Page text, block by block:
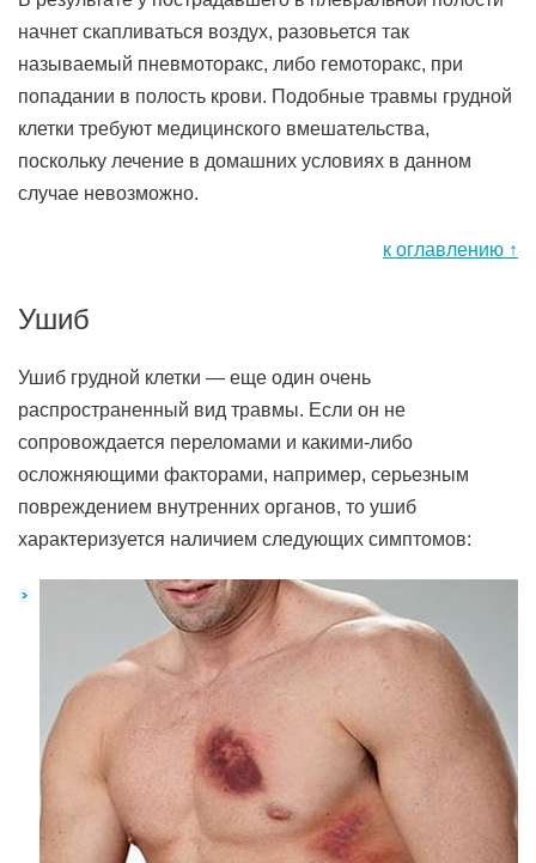
начнет скапливаться воздух, разовьется так
называемый пневмоторакс, либо гемоторакс, при
попадании в полость крови. Подобные травмы грудной
клетки требуют медицинского вмешательства,
поскольку лечение в домашних условиях в данном
случае невозможно.
к оглавлению ↑
Ушиб
Ушиб грудной клетки — еще один очень
распространенный вид травмы. Если он не
сопровождается переломами и какими-либо
осложняющими факторами, например, серьезным
повреждением внутренних органов, то ушиб
характеризуется наличием следующих симптомов: